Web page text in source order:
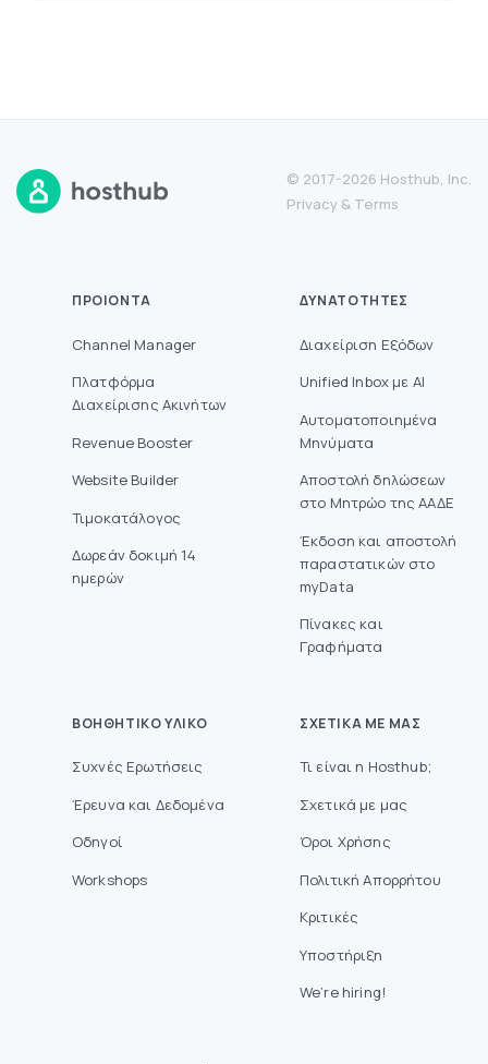
© 2017-2026 Hosthub, Inc.
Privacy & Terms
ΠΡΟΙΌΝΤΑ
Channel Manager
Πλατφόρμα
Διαχείρισης Ακινήτων
Revenue Booster
Website Builder
Τιμοκατάλογος
Δωρεάν δοκιμή 14
ημερών
ΔΥΝΑΤΌΤΗΤΕΣ
Διαχείριση Εξόδων
Unified Inbox με AI
Αυτοματοποιημένα
Μηνύματα
Aποστολή δηλώσεων
στο Mητρώο της ΑΑΔΕ
Έκδοση και αποστολή
παραστατικών στο
myData
Πίνακες και
Γραφήματα
ΒΟΗΘΗΤΙΚΌ ΥΛΙΚΌ
Συχνές Ερωτήσεις
Έρευνα και Δεδομένα
Οδηγοί
Workshops
ΣΧΕΤΙΚΆ ΜΕ ΜΑΣ
Τι είναι η Hosthub;
Σχετικά με μας
Όροι Χρήσης
Πολιτική Απορρήτου
Κριτικές
Υποστήριξη
We’re hiring!